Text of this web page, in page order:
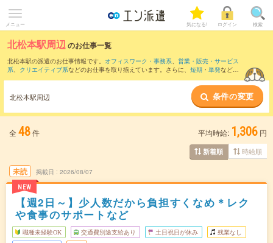
メニュー 気になる! ログイン 検索
北松本駅周辺のお仕事一覧
北松本駅の派遣のお仕事情報です。 オフィスワーク・事務系、 営業・販売・サービス
系、 クリエイティブ系などのお仕事を取り揃えています。さらに、 短期 ・ 単発などの
また、松本駅・
など近隣駅のお仕事もご確
認いただけます。
北松本駅周辺 条件の変更
全 48件 平均時給: 1,306 円
新着順 時給順
未読
NEW
掲載日 2026/08/07
【週2日～】少人数だから負担すくなめ＊レク
や食事のサポートなど
職種未経験OK 交通費別途支給あり 土日祝日が休み 残業なし